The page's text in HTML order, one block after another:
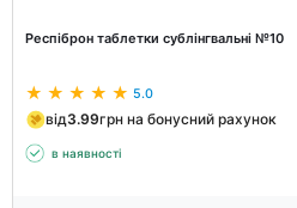
Респіброн таблетки сублінгвальні №10
5.0
від3.99грн на бонусний рахунок
в наявності